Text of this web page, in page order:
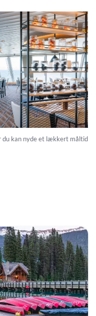
du kan nyde et lækkert måltid